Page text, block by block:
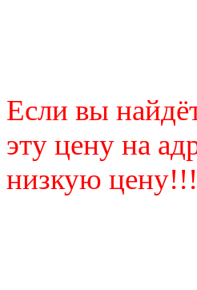
Если вы
эту цену на
низкую цену!!!